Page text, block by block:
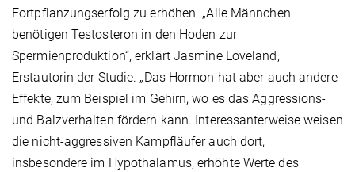
Fortpflanzungserfolg zu erhöhen. „Alle Männchen
benötigen Testosteron in den Hoden zur
Spermienproduktion“, erklärt Jasmine Loveland,
Erstautorin der Studie. „Das Hormon hat aber auch andere
Effekte, zum Beispiel im Gehirn, wo es das Aggressions-
und Balzverhalten fördern kann. Interessanterweise weisen
die nicht-aggressiven Kampfläufer auch dort,
insbesondere im Hypothalamus, erhöhte Werte des